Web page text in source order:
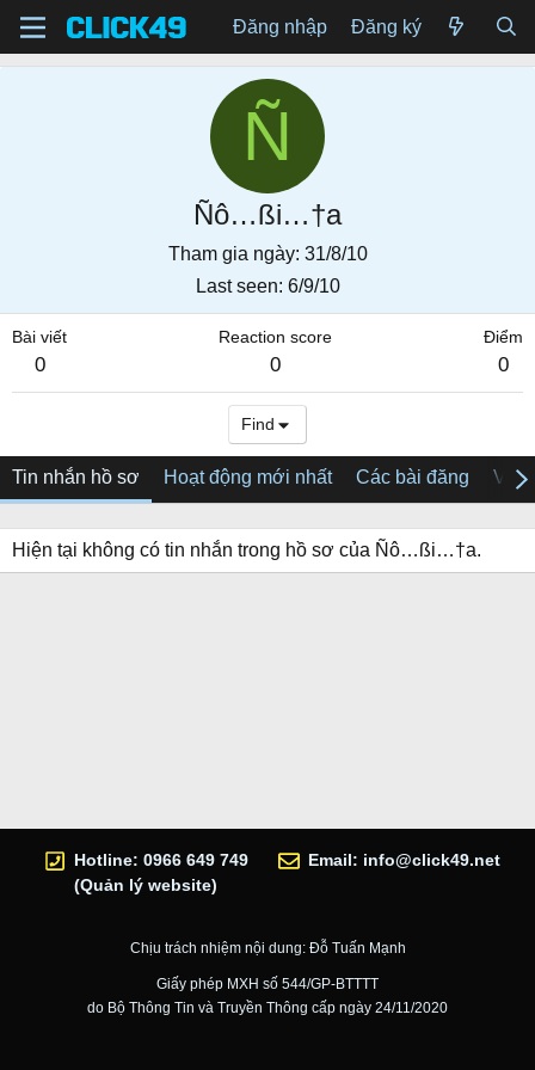
Đăng nhập Đăng ký
Ñ
Ñô…ßi…†a
Tham gia ngày 31/8/10
Last seen 6/9/10
Bài viết
0
Reaction score
0
Điểm
0
Find
Tin nhắn hồ sơ Hoạt động mới nhất Các bài đăng Về
Hiện tại không có tin nhắn trong hồ sơ của Ñô…ßi…†a.
Hotline: 0966 649 749
(Quản lý website)
Email: info@click49.net
Chịu trách nhiệm nội dung: Đỗ Tuấn Mạnh
Giấy phép MXH số 544/GP-BTTTT
do Bộ Thông Tin và Truyền Thông cấp ngày 24/11/2020